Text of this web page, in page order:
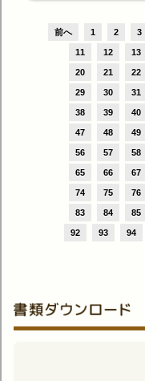
前へ 1 2 3
11 12 13
20 21 22
29 30 31
38 39 40
47 48 49
56 57 58
65 66 67
74 75 76
83 84 85
92 93 94